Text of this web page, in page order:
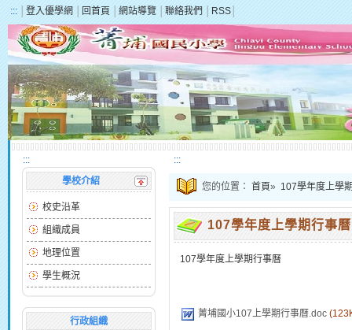
::: 登入優學網 回首頁 網站導覽 聯絡我們 RSS
:::
學校介紹
校史沿革
組織成員
地理位置
學生概況
行政組織
:::
您的位置： 首頁» 107學年度上學
107學年度上學期行事曆
107學年度上學期行事曆
菁埔國小107上學期行事曆.doc